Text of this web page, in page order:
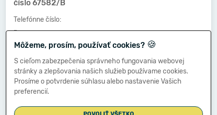
číslo 67582/B
Telefónne číslo:
-
Faxové číslo:
-
E-mailová adresa:
-
Môžeme, prosím, používať cookies? 🍪
S cieľom zabezpečenia správneho fungovania webovej
stránky a zlepšovania našich služieb používame cookies.
Prosíme o potvrdenie súhlasu alebo nastavenie Vašich
preferencií.